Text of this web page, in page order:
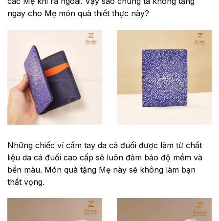
ngay cho Mẹ món quà thiết thực này?
Những chiếc ví cầm tay da cá đuối được làm từ chất
liệu da cá đuối cao cấp sẽ luôn đảm bảo độ mềm và
bền màu. Món quà tặng Mẹ này sẽ không làm bạn
thất vọng.